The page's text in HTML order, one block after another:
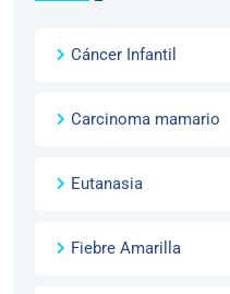
Cáncer Infantil
Carcinoma mamario
Eutanasia
Fiebre Amarilla